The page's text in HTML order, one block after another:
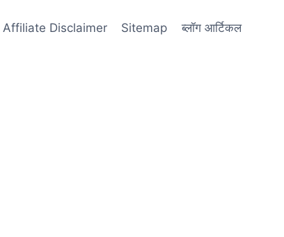
Affiliate Disclaimer Sitemap ब्लॉग आर्टिकल